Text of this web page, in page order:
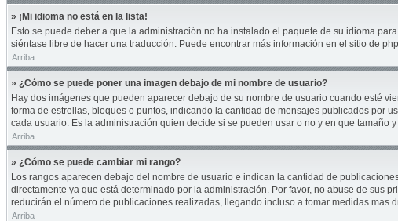
» ¡Mi idioma no está en la lista!
Esto se puede deber a que la administración no ha instalado el paquete de su idioma
siéntase libre de hacer una traducción. Puede encontrar más información en el sitio de
Arriba
» ¿Cómo se puede poner una imagen debajo de mi nombre de usuario?
Hay dos imágenes que pueden aparecer debajo de su nombre de usuario cuando esté
forma de estrellas, bloques o puntos, indicando la cantidad de mensajes publicados por
cada usuario. Es la administración quien decide si se pueden usar o no y en que
Arriba
» ¿Cómo se puede cambiar mi rango?
Los rangos aparecen debajo del nombre de usuario e indican la cantidad de
directamente ya que está determinado por la administración. Por favor, no abuse de sus
reducirán el número de publicaciones realizadas, llegando incluso a tomar medidas mas
Arriba